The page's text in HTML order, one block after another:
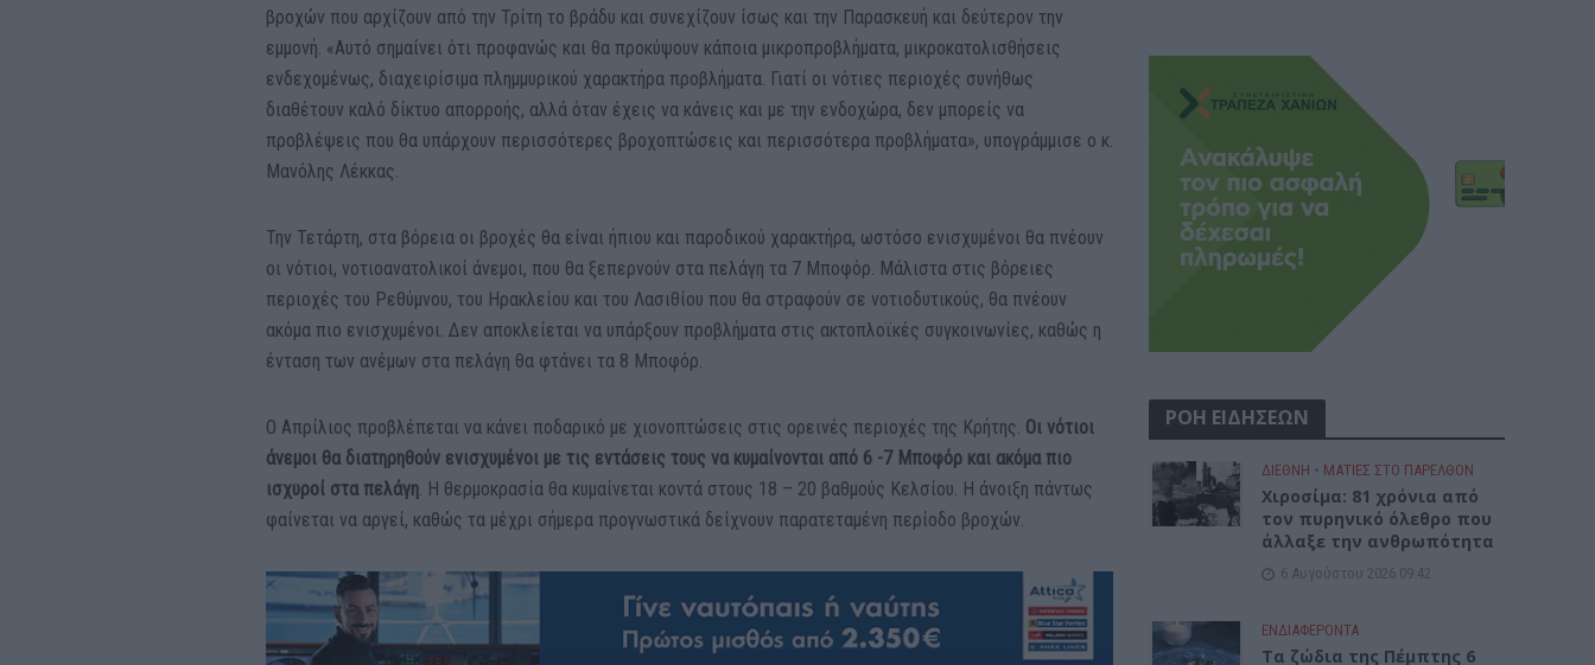
βροχών που αρχίζουν από την Τρίτη το βράδυ και συνεχίζουν ίσως και την Παρασκευή και δεύτερον την
εμμονή. «Αυτό σημαίνει ότι προφανώς και θα προκύψουν κάποια μικροπροβλήματα, μικροκατολισθήσεις
ενδεχομένως, διαχειρίσιμα πλημμυρικού χαρακτήρα προβλήματα. Γιατί οι νότιες περιοχές συνήθως
διαθέτουν καλό δίκτυο απορροής, αλλά όταν έχεις να κάνεις και με την ενδοχώρα, δεν μπορείς να
προβλέψεις που θα υπάρχουν περισσότερες βροχοπτώσεις και περισσότερα προβλήματα», υπογράμμισε ο κ.
Μανόλης Λέκκας.
Την Τετάρτη, στα βόρεια οι βροχές θα είναι ήπιου και παροδικού χαρακτήρα, ωστόσο ενισχυμένοι θα πνέουν
οι νότιοι, νοτιοανατολικοί άνεμοι, που θα ξεπερνούν στα πελάγη τα 7 Μποφόρ. Μάλιστα στις βόρειες
περιοχές του Ρεθύμνου, του Ηρακλείου και του Λασιθίου που θα στραφούν σε νοτιοδυτικούς, θα πνέουν
ακόμα πιο ενισχυμένοι. Δεν αποκλείεται να υπάρξουν προβλήματα στις ακτοπλοϊκές συγκοινωνίες, καθώς η
ένταση των ανέμων στα πελάγη θα φτάνει τα 8 Μποφόρ.
Ο Απρίλιος προβλέπεται να κάνει ποδαρικό με χιονοπτώσεις στις ορεινές περιοχές της Κρήτης. Οι νότιοι
άνεμοι θα διατηρηθούν ενισχυμένοι με τις εντάσεις τους να κυμαίνονται από 6 -7 Μποφόρ και ακόμα πιο
ισχυροί στα πελάγη. Η θερμοκρασία θα κυμαίνεται κοντά στους 18 – 20 βαθμούς Κελσίου. Η άνοιξη πάντως
φαίνεται να αργεί, καθώς τα μέχρι σήμερα προγνωστικά δείχνουν παρατεταμένη περίοδο βροχών.
ΡΟΗ ΕΙΔΗΣΕΩΝ
ΔΙΕΘΝΗ • ΜΑΤΙΕΣ ΣΤΟ ΠΑΡΕΛΘΟΝ
Χιροσίμα: 81 χρόνια από
τον πυρηνικό όλεθρο που
άλλαξε την ανθρωπότητα
6 Αυγούστου 2026 09:42
ΕΝΔΙΑΦΕΡΟΝΤΑ
Tα ζώδια της Πέμπτης 6